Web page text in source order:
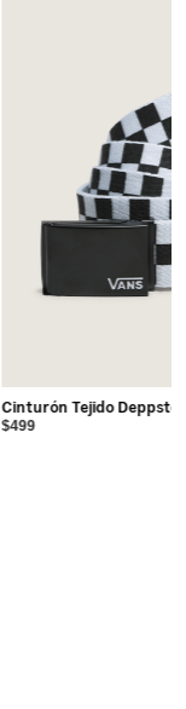
Cinturón Tejido Deppster
$499